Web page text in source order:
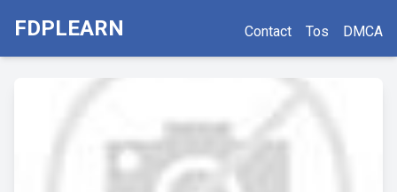
FDPLEARN Contact Tos DMCA